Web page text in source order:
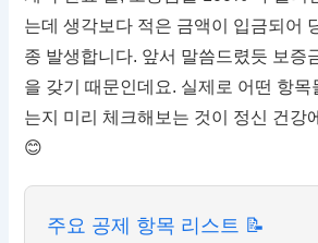
는데 생각보다 적은 금액이 입금되어
종 발생합니다. 앞서 말씀드렸듯 보증
을 갖기 때문인데요. 실제로 어떤 항목
는지 미리 체크해보는 것이 정신 건강
😊
주요 공제 항목 리스트 📝